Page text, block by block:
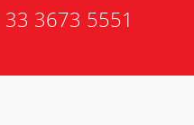
33 3673 5551